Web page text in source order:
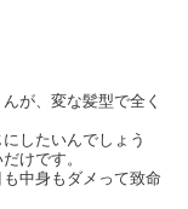
が、変な髪型で全く
したいんでしょう
けです。
中身もダメって致命